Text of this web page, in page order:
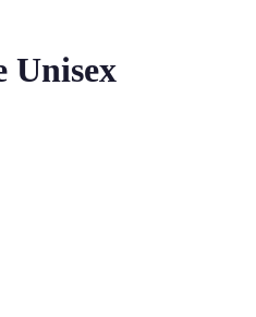
Unisex